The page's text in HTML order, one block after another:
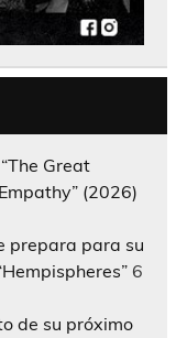
Great
(2026)
prepara para su
6
de su próximo